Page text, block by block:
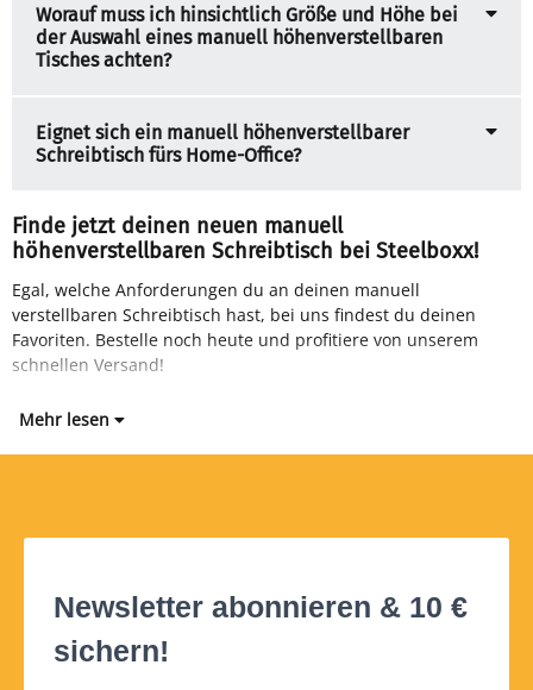
Worauf muss ich hinsichtlich Größe und Höhe bei
der Auswahl eines manuell höhenverstellbaren
Tisches achten?
Eignet sich ein manuell höhenverstellbarer
Schreibtisch fürs Home-Office?
Finde jetzt deinen neuen manuell
höhenverstellbaren Schreibtisch bei Steelboxx!
Egal, welche Anforderungen du an deinen manuell
verstellbaren Schreibtisch hast, bei uns findest du deinen
Favoriten. Bestelle noch heute und profitiere von unserem
schnellen Versand!
Mehr lesen